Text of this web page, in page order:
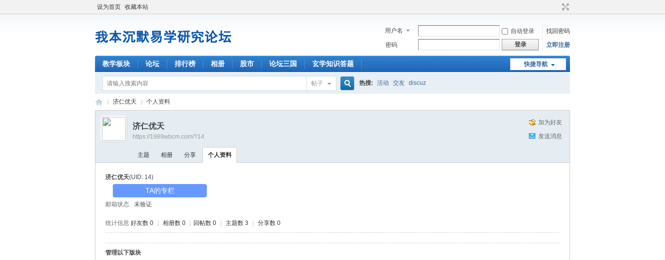
设为首页 收藏本站
用户名 自动登录
找回密码
密码
登录 立即注册
快捷导航
教学板块 论坛 排行榜 相册 股市 论坛三国 玄学知识答题
帖子 热搜: 活动 交友 discuz
›
济仁优天 个人资料
加为好友
发送消息
济仁优天
https://1989wbcm.com/?14
主题 相册 分享 个人资料
济仁优天(UID: 14)
TA的专栏
邮箱状态 未验证
统计信息 好友数 0 相册数 0 回帖数 0 主题数 3 分享数 0
管理以下版块